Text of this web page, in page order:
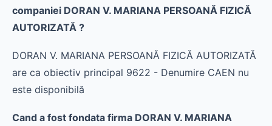
companiei DORAN V. MARIANA PERSOANĂ FIZICĂ
AUTORIZATĂ ?
DORAN V. MARIANA PERSOANĂ FIZICĂ AUTORIZATĂ
are ca obiectiv principal 9622 - Denumire CAEN nu
este disponibilă
Cand a fost fondata firma DORAN V. MARIANA